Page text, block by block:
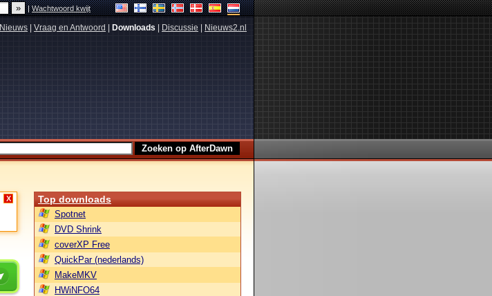
|Wachtwoord kwijt
Nieuws Vraag en Antwoord Downloads Discussie Nieuws2.nl
X Top downloads
Spotnet
DVD Shrink
coverXP Free
QuickPar (nederlands)
MakeMKV
HWiNFO64